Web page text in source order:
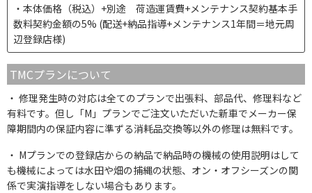
本体価格（税込）+別途 荷造運賃費+メンテナンス契約基本手
数料契約金額の5% (配送+納品指導+メンテナンス1年間＝地元周
辺登録店様)
TMCプランについて
修理発生時の対応は全てのプランで出張料、部品代、修理料など
有料です。但し「M」プランでご注文いただいた新車でメーカー保
障期間内の保証内容に準ずる消耗品交換等以外の修理は無料です。
Mプランでの登録店からの納品で納品時の機械の使用説明はして
も機械によっては水田や畑の捕縄の状態、オン・オフシーズンの関
係で実演指導をしない場合もあります。